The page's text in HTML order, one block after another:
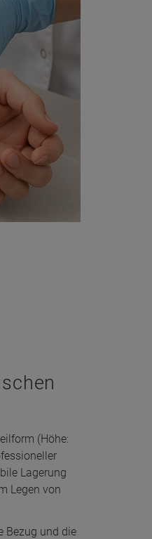
(Höhe:
Lagerung
Legen von
Bezug und die